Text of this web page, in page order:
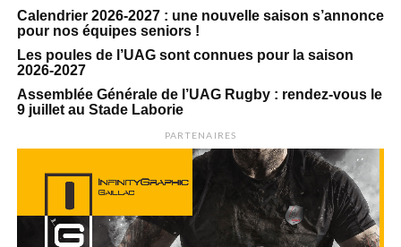
Calendrier 2026-2027 : une nouvelle saison s’annonce
pour nos équipes seniors !
Les poules de l’UAG sont connues pour la saison
2026-2027
Assemblée Générale de l’UAG Rugby : rendez-vous le
9 juillet au Stade Laborie
PARTENAIRES